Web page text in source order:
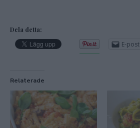
Dela detta:
E-post
Relaterade